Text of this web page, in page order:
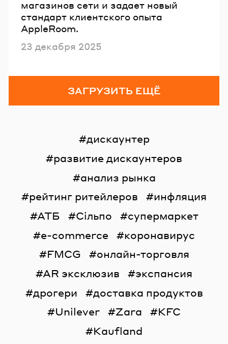
магазинов сети и задает новый
стандарт клиентского опыта
AppleRoom.
Опубликовано
23 декабря 2025
ЗАГРУЗИТЬ ЕЩЁ
дискаунтер
развитие дискаунтеров
анализ рынка
рейтинг ритейлеров
инфляция
АТБ
Сільпо
супермаркет
e-commerce
коронавирус
FMCG
онлайн-торговля
AR эксклюзив
экспансия
дрогери
доставка продуктов
Unilever
Zara
KFC
Kaufland